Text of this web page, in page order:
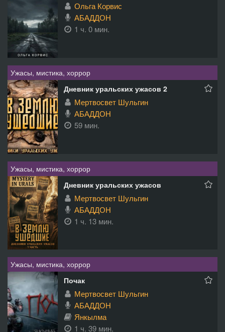
Ольга Корвис
АБАДДОН
1 ч. 0 мин.
Ужасы, мистика, хоррор
Дневник уральских ужасов 2
Мертвосвет Шульгин
АБАДДОН
59 мин.
Ужасы, мистика, хоррор
Дневник уральских ужасов
Мертвосвет Шульгин
АБАДДОН
1 ч. 13 мин.
Ужасы, мистика, хоррор
Почак
Мертвосвет Шульгин
АБАДДОН
Янкылма
1 ч. 39 мин.